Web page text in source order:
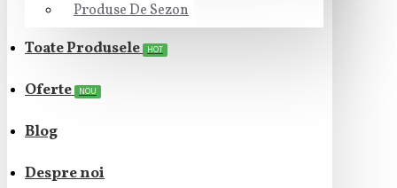
Produse De Sezon
Toate Produsele HOT
Oferte NOU
Blog
Despre noi